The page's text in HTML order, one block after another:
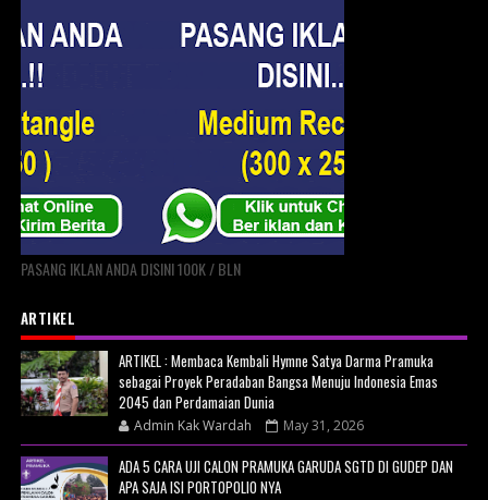
PASANG IKLAN ANDA DISINI 100K / BLN
ARTIKEL
ARTIKEL : Membaca Kembali Hymne Satya Darma Pramuka
sebagai Proyek Peradaban Bangsa Menuju Indonesia Emas
2045 dan Perdamaian Dunia
Admin Kak Wardah May 31, 2026
ADA 5 CARA UJI CALON PRAMUKA GARUDA SGTD DI GUDEP DAN
APA SAJA ISI PORTOPOLIO NYA